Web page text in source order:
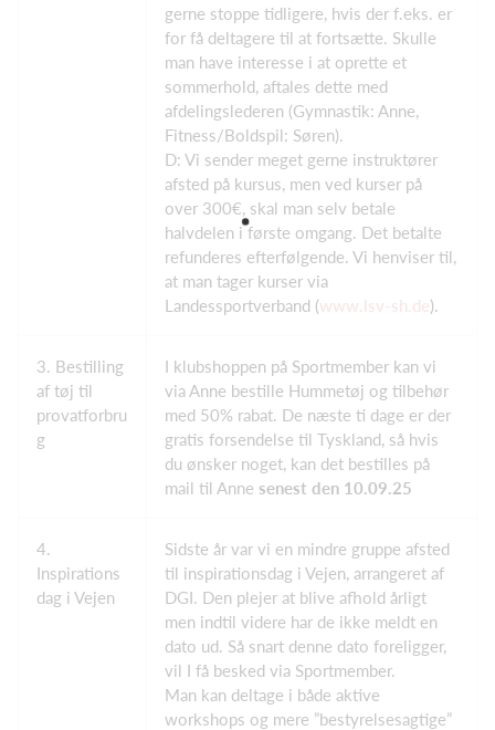
gerne stoppe tidligere, hvis der f.eks. er
for få deltagere til at fortsætte. Skulle
man have interesse i at oprette et
sommerhold, aftales dette med
afdelingslederen (Gymnastik: Anne,
Fitness/Boldspil: Søren).
D: Vi sender meget gerne instruktører
afsted på kursus, men ved kurser på
over 300€, skal man selv betale
halvdelen i første omgang. Det betalte
refunderes efterfølgende. Vi henviser til,
at man tager kurser via
Landessportverband (www.lsv-sh.de).
3. Bestilling
af tøj til
provatforbru
g
I klubshoppen på Sportmember kan vi
via Anne bestille Hummetøj og tilbehør
med 50% rabat. De næste ti dage er der
gratis forsendelse til Tyskland, så hvis
du ønsker noget, kan det bestilles på
mail til Anne senest den 10.09.25
4.
Inspirations
dag i Vejen
Sidste år var vi en mindre gruppe afsted
til inspirationsdag i Vejen, arrangeret af
DGI. Den plejer at blive afhold årligt
men indtil videre har de ikke meldt en
dato ud. Så snart denne dato foreligger,
vil I få besked via Sportmember.
Man kan deltage i både aktive
workshops og mere ”bestyrelsesagtige”